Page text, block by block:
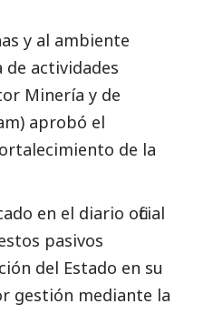
y al ambiente
de actividades
Minería y de
aprobó el
de la
en el diario oficial
pasivos
del Estado en su
gestión mediante la